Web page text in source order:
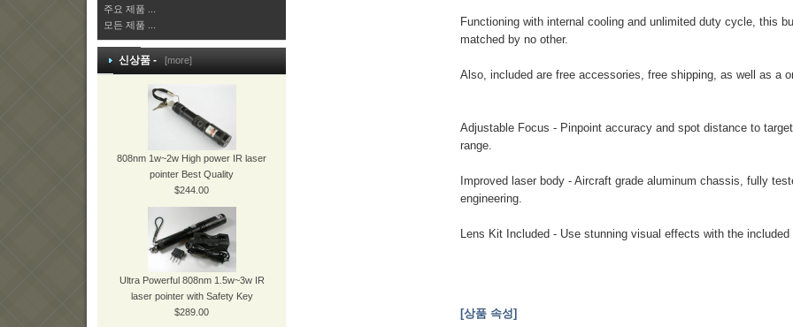
주요 제품 ...
모든 제품 ...
신상품 - [more]
808nm 1w~2w High power IR laser
pointer Best Quality
$244.00
Ultra Powerful 808nm 1.5w~3w IR
laser pointer with Safety Key
$289.00
Functioning with internal cooling and unlimited duty cycle, this
matched by no other.
Also, included are free accessories, free shipping, as well as a
Adjustable Focus - Pinpoint accuracy and spot distance to
range.
Improved laser body - Aircraft grade aluminum chassis, fully
engineering.
Lens Kit Included - Use stunning visual effects with the
[상품 속성]